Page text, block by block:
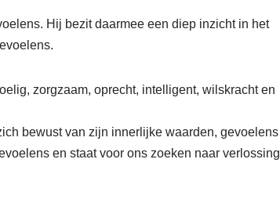
Hij bezit daarmee een diep inzicht in het
zorgzaam, oprecht, intelligent, wilskracht en
bewust van zijn innerlijke waarden, gevoelens
en staat voor ons zoeken naar verlossing